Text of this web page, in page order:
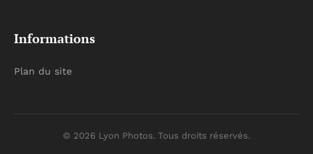
Informations
Plan du site
© 2026 Lyon Photos. Tous droits réservés.